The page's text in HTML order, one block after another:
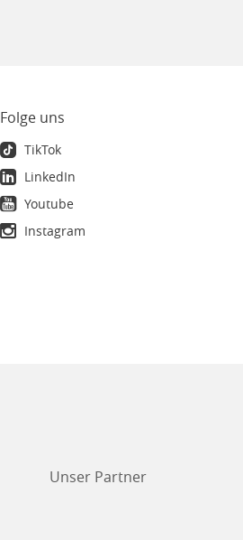
Folge uns
TikTok
LinkedIn
Youtube
Instagram
Unser Partner